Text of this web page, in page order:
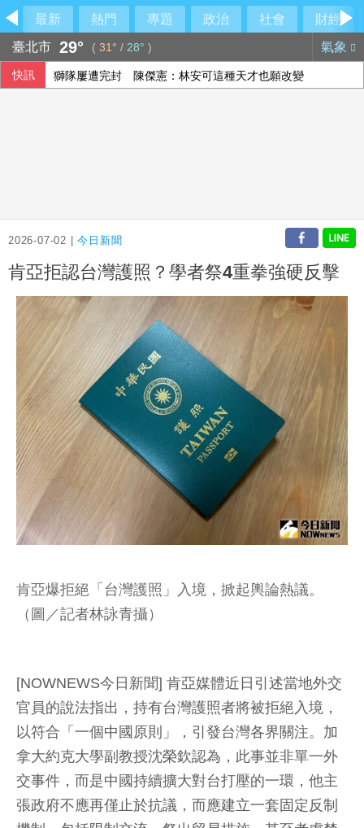
最新 熱門 專題 政治 社會
財經
臺北市 29° ( 31° / 28° ) 氣象
快訊 獅隊屢遭完封 陳傑憲：林安可這種天才也願改變
2026-07-02 |今日新聞
肯亞拒認台灣護照？學者祭4重拳強硬反擊
肯亞爆拒絕「台灣護照」入境，掀起輿論熱議。
（圖／記者林詠青攝）
[NOWNEWS今日新聞] 肯亞媒體近日引述當地外交
官員的說法指出，持有台灣護照者將被拒絕入境，
以符合「一個中國原則」，引發台灣各界關注。加
拿大約克大學副教授沈榮欽認為，此事並非單一外
交事件，而是中國持續擴大對台打壓的一環，他主
張政府不應再僅止於抗議，而應建立一套固定反制